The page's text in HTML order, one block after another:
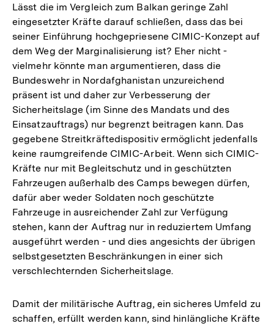
Lässt die im Vergleich zum Balkan geringe Zahl
eingesetzter Kräfte darauf schließen, dass das bei
seiner Einführung hochgepriesene CIMIC-Konzept auf
dem Weg der Marginalisierung ist? Eher nicht -
vielmehr könnte man argumentieren, dass die
Bundeswehr in Nordafghanistan unzureichend
präsent ist und daher zur Verbesserung der
Sicherheitslage (im Sinne des Mandats und des
Einsatzauftrags) nur begrenzt beitragen kann. Das
gegebene Streitkräftedispositiv ermöglicht jedenfalls
keine raumgreifende CIMIC-Arbeit. Wenn sich CIMIC-
Kräfte nur mit Begleitschutz und in geschützten
Fahrzeugen außerhalb des Camps bewegen dürfen,
dafür aber weder Soldaten noch geschützte
Fahrzeuge in ausreichender Zahl zur Verfügung
stehen, kann der Auftrag nur in reduziertem Umfang
ausgeführt werden - und dies angesichts der übrigen
selbstgesetzten Beschränkungen in einer sich
verschlechternden Sicherheitslage.
Damit der militärische Auftrag, ein sicheres Umfeld zu
schaffen, erfüllt werden kann, sind hinlängliche Kräfte